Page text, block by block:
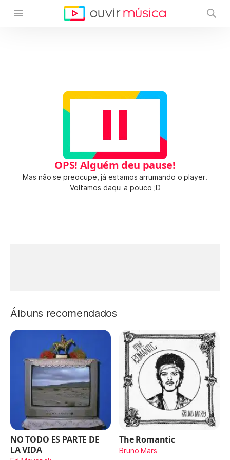
OPS! Alguém deu pause!
Mas não se preocupe, já estamos arrumando o player.
Voltamos daqui a pouco ;D
Álbuns recomendados
NO TODO ES PARTE DE
LA VIDA
The Romantic
Bruno Mars